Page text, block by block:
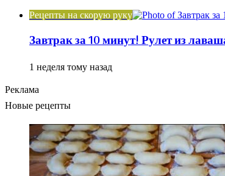
Рецепты на скорую руку
Завтрак за 10 минут! Рулет из
1 неделя тому назад
Реклама
Новые рецепты